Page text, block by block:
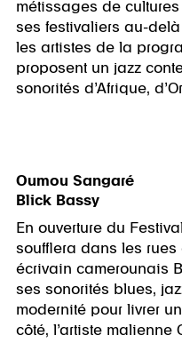
métissages de
ses festivaliers au-delà
les artistes de la
proposent un jazz
sonorités d’Afrique,
Oumou Sangaré
Blick Bassy
En ouverture du
soufflera dans les rues
écrivain camerounais
ses sonorités blues,
modernité pour livrer
côté, l’artiste malienne